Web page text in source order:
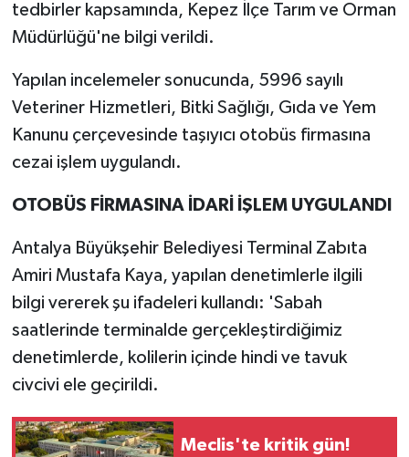
tedbirler kapsamında, Kepez İlçe Tarım ve Orman
Müdürlüğü'ne bilgi verildi.
Yapılan incelemeler sonucunda, 5996 sayılı
Veteriner Hizmetleri, Bitki Sağlığı, Gıda ve Yem
Kanunu çerçevesinde taşıyıcı otobüs firmasına
cezai işlem uygulandı.
OTOBÜS FİRMASINA İDARİ İŞLEM UYGULANDI
Antalya Büyükşehir Belediyesi Terminal Zabıta
Amiri Mustafa Kaya, yapılan denetimlerle ilgili
bilgi vererek şu ifadeleri kullandı: 'Sabah
saatlerinde terminalde gerçekleştirdiğimiz
denetimlerde, kolilerin içinde hindi ve tavuk
civcivi ele geçirildi.
Meclis'te kritik gün!